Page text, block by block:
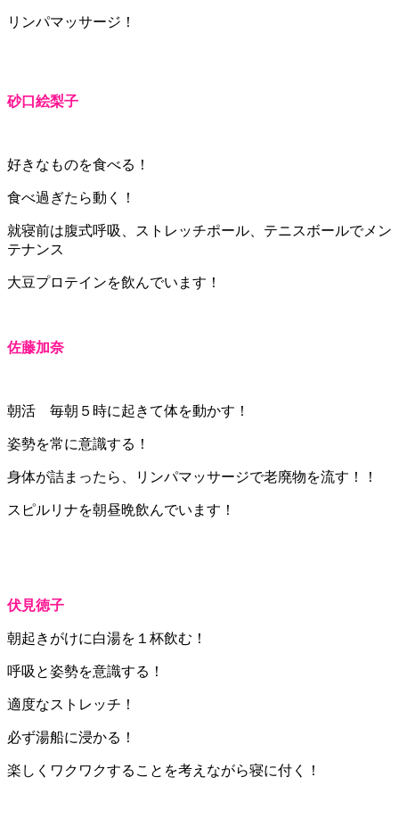
リンパマッサージ！
砂口絵梨子
好きなものを食べる！
食べ過ぎたら動く！
就寝前は腹式呼吸、ストレッチポール、テニスボールでメン
テナンス
大豆プロテインを飲んでいます！
佐藤加奈
朝活 毎朝５時に起きて体を動かす！
姿勢を常に意識する！
身体が詰まったら、リンパマッサージで老廃物を流す！！
スピルリナを朝昼晩飲んでいます！
伏見徳子
朝起きがけに白湯を１杯飲む！
呼吸と姿勢を意識する！
適度なストレッチ！
必ず湯船に浸かる！
楽しくワクワクすることを考えながら寝に付く！